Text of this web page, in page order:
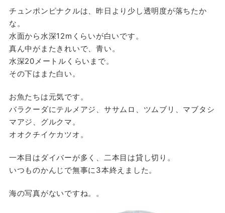
チュンポンピナクルは、昨日より少し透明度が落ちたか
な。
水面から水深12mくらいが白いです。
真ん中がまたきれいで、青い。
水深20メートルくらいまで。
その下はまた白い。
お魚たちは元気です。
バラクーダにテルメアジ、ササムロ、ツムブリ、マブタシ
マアジ、グルクマ。
オオクチイケカツオ。
一本目はダイバーが多く、二本目は貸し切り。
いつものかんじで無事に3本終えました。
海の写真がないですね。。